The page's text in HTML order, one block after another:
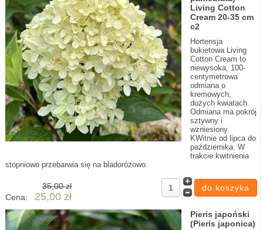
Living Cotton
Cream 20-35 cm
c2
Hortensja
bukietowa Living
Cotton Cream to
niewysoka, 100-
centymetrowa
odmiana o
kremowych,
dużych kwiatach.
Odmiana ma pokrój
sztywny i
wzniesiony.
KWitnie od lipca do
października. W
trakcie kwitnienia
stopniowo przebarwia się na bladoróżowo.
35,00 zł
Cena:
25,00 zł
Pieris japoński
(Pieris japonica)